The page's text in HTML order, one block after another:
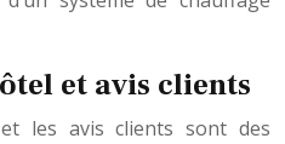
et avis clients
les avis clients sont des